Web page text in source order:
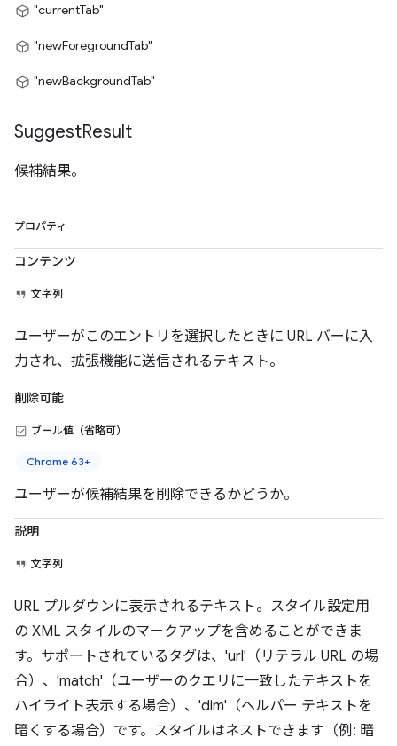
"currentTab"
"newForegroundTab"
"newBackgroundTab"
SuggestResult
候補結果。
プロパティ
コンテンツ
文字列
ユーザーがこのエントリを選択したときに URL バーに入
力され、拡張機能に送信されるテキスト。
削除可能
ブール値（省略可）
Chrome 63+
ユーザーが候補結果を削除できるかどうか。
説明
文字列
URL プルダウンに表示されるテキスト。スタイル設定用
の XML スタイルのマークアップを含めることができま
す。サポートされているタグは、'url'（リテラル URL の場
合）、'match'（ユーザーのクエリに一致したテキストを
ハイライト表示する場合）、'dim'（ヘルパー テキストを
暗くする場合）です。スタイルはネストできます（例: 暗